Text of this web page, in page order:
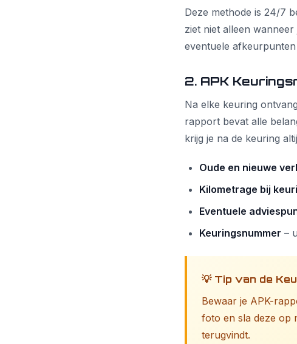
Deze methode is 24/7
ziet niet alleen
eventuele
2. APK
Na elke keuring
rapport bevat alle
krijg je na de keuring
Oude en nieuwe
Kilometrage bij
Eventuele
Keuringsnummer –
💡 Tip van de
Bewaar je APK-
foto en sla deze op
terugvindt.